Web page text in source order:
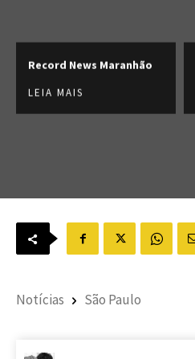
Record News Maranhão
LEIA MAIS
Notícias São Paulo